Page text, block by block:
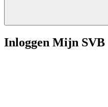
Inloggen Mijn SVB